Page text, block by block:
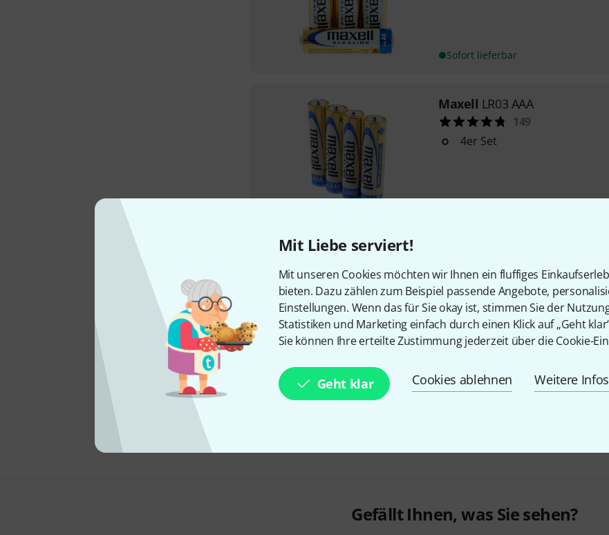
Mit Liebe serviert!
Mit unseren Cookies möchten wir Ihnen ein fluffiges
bieten. Dazu zählen zum Beispiel passende Angebote,
Einstellungen. Wenn das für Sie okay ist, stimmen Sie der
Statistiken und Marketing einfach durch einen Klick auf „Geht
Sie können Ihre erteilte Zustimmung jederzeit über die Cookie-
Geht klar Cookies ablehnen Weitere Infos
Sofort lieferbar
Maxell LR03 AAA
149
4er Set
11
D Type
Verpackungseinheit: 2er Set
Gefällt Ihnen, was Sie sehen?